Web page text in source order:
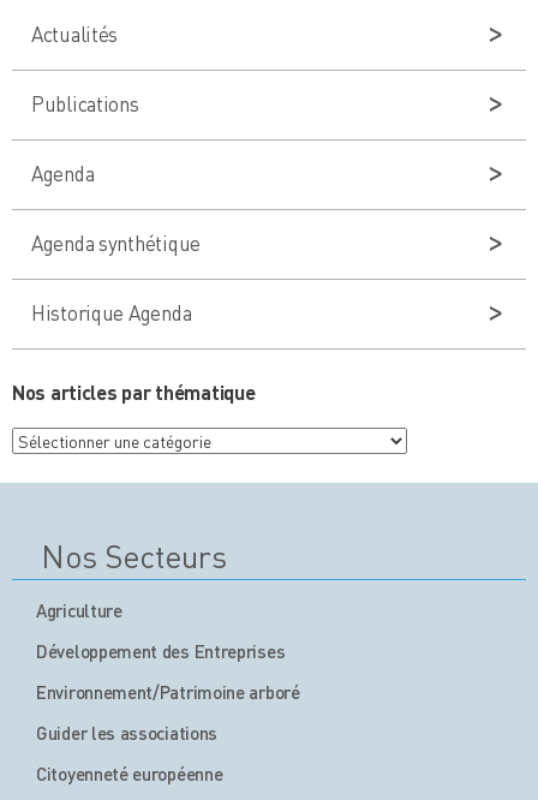
Actualités
Publications
Agenda
Agenda synthétique
Historique Agenda
Nos articles par thématique
Nos
articles
Nos Secteurs
Agriculture
Développement des Entreprises
Environnement/Patrimoine arboré
Guider les associations
Citoyenneté européenne